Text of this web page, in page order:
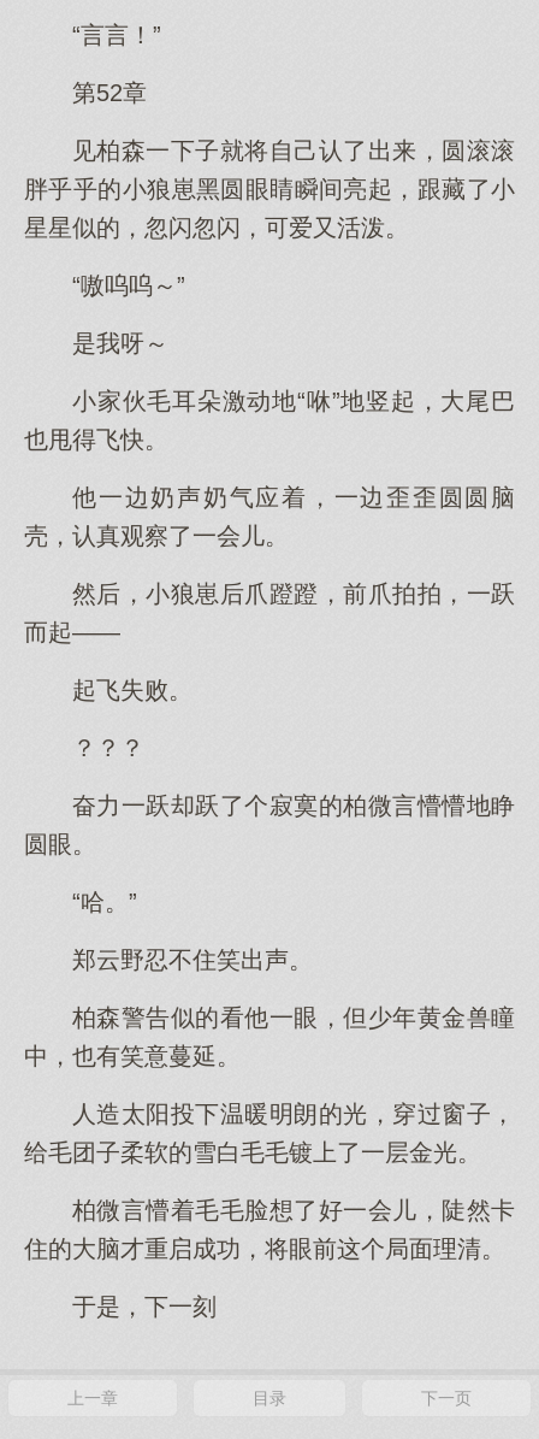
“言言！”
第52章
见柏森一下子就将自己认了出来，圆滚滚
胖乎乎的小狼崽黑圆眼睛瞬间亮起，跟藏了小
星星似的，忽闪忽闪，可爱又活泼。
“嗷呜呜～”
是我呀～
小家伙毛耳朵激动地“咻”地竖起，大尾巴
也甩得飞快。
他一边奶声奶气应着，一边歪歪圆圆脑
壳，认真观察了一会儿。
然后，小狼崽后爪蹬蹬，前爪拍拍，一跃
而起——
起飞失败。
？？？
奋力一跃却跃了个寂寞的柏微言懵懵地睁
圆眼。
“哈。”
郑云野忍不住笑出声。
柏森警告似的看他一眼，但少年黄金兽瞳
中，也有笑意蔓延。
人造太阳投下温暖明朗的光，穿过窗子，
给毛团子柔软的雪白毛毛镀上了一层金光。
柏微言懵着毛毛脸想了好一会儿，陡然卡
住的大脑才重启成功，将眼前这个局面理清。
于是，下一刻
上一章 目录 下一页